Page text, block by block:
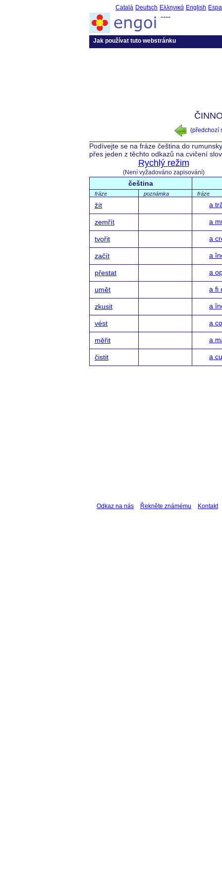
Català Deutsch Ελληνικά English
----
Jak používat tuto webstránku
(předchozí
Podívejte se na fráze čeština do
přes jeden z těchto odkazů na cvičení
Rychlý režim
(Není vyžadováno zapisování)
čeština
fráze poznámka fráze
žít a
zemřít a
tvořit a
začít a
přestat a
umět a fi
zkusit a
vést a
měřit a
čistit a
Odkaz na nás Řekněte známému Kontakt